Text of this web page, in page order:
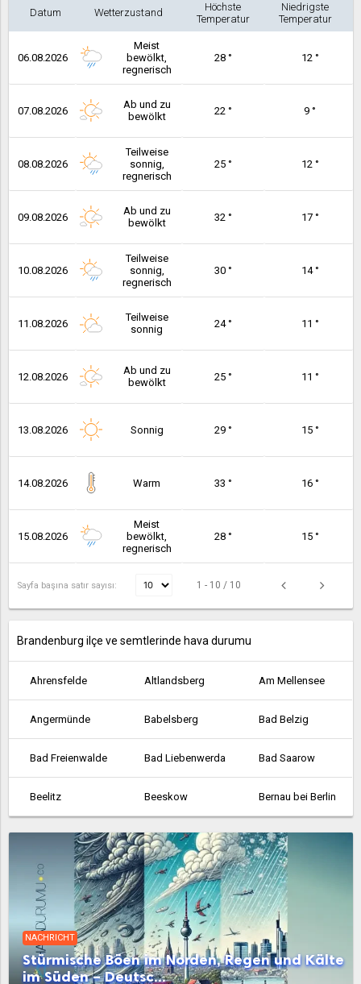
Datum Wetterzustand
Höchste
Temperatur
Niedrigste
Temperatur
06.08.2026
Meist
bewölkt,
regnerisch
28 ° 12 °
07.08.2026
Ab und zu
bewölkt
22 ° 9 °
08.08.2026
Teilweise
sonnig,
regnerisch
25 ° 12 °
09.08.2026
Ab und zu
bewölkt
32 ° 17 °
10.08.2026
Teilweise
sonnig,
regnerisch
30 ° 14 °
11.08.2026
Teilweise
sonnig
24 ° 11 °
12.08.2026
Ab und zu
bewölkt
25 ° 11 °
13.08.2026 Sonnig 29 ° 15 °
14.08.2026 Warm 33 ° 16 °
15.08.2026
Meist
bewölkt,
regnerisch
28 ° 15 °
Sayfa başına satır sayısı: 1 - 10 / 10
Brandenburg ilçe ve semtlerinde hava durumu
Ahrensfelde Altlandsberg Am Mellensee
Angermünde Babelsberg Bad Belzig
Bad Freienwalde Bad Liebenwerda Bad Saarow
Beelitz Beeskow Bernau bei Berlin
Bestensee Biesenthal Birkenwerder
Blankenfelde Blankenfelde-Mahlow Brieselang
Calau Cottbus Dahme
Dallgow-Döberitz Doberlug-Kirchhain Drebkau
NACHRICHT
Stürmische Böen im Norden, Regen und Kälte
im Süden – Deutsc...